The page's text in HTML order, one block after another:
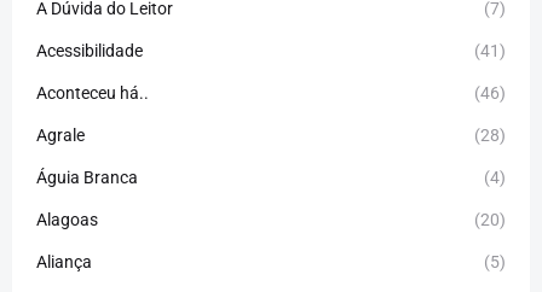
A Dúvida do Leitor (7)
Acessibilidade (41)
Aconteceu há.. (46)
Agrale (28)
Águia Branca (4)
Alagoas (20)
Aliança (5)